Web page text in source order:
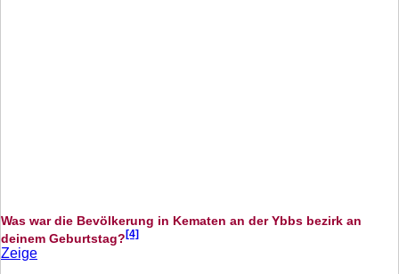
Was war die Bevölkerung in Kematen an der Ybbs bezirk an
deinem Geburtstag?[4]
Zeige